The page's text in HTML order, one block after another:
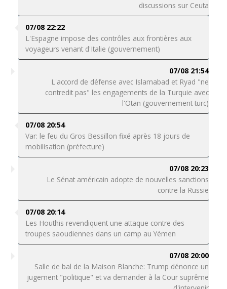
discussions sur Ceuta
07/08 22:22
L'Espagne impose des contrôles aux frontières aux
voyageurs venant d'Italie (gouvernement)
07/08 21:54
L'accord de défense avec Islamabad et Ryad "ne
contredit pas" les engagements de la Turquie avec
l'Otan (gouvernement turc)
07/08 20:54
Var: le feu du Gros Bessillon fixé après 18 jours de
mobilisation (préfecture)
07/08 20:23
Le Sénat américain adopte de nouvelles sanctions
contre la Russie
07/08 20:14
Les Houthis revendiquent une attaque contre des
troupes saoudiennes dans un camp au Yémen
07/08 20:00
Salle de bal de la Maison Blanche: Trump dénonce un
jugement "politique" et va demander à la Cour suprême